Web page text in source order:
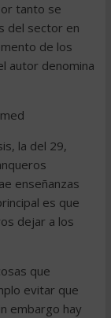
tanto se
del sector en
de los
autor denomina
la del 29,
enseñanzas
es que
dejar a los
que
evitar que
embargo hay